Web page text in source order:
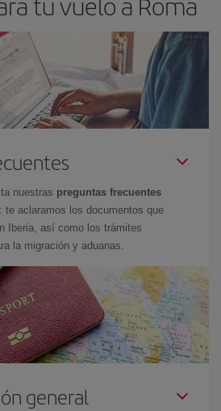
nuestras preguntas frecuentes
: te aclaramos los documentos que
Iberia, así como los trámites
la migración y aduanas.
general